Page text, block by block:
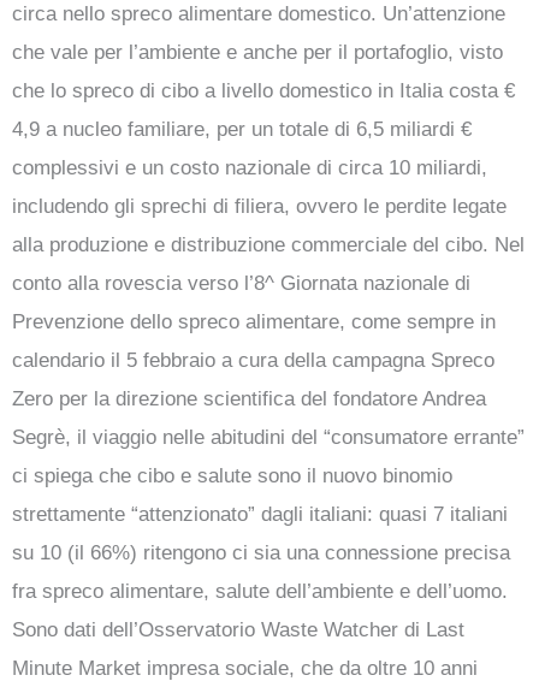
circa nello spreco alimentare domestico. Un’attenzione
che vale per l’ambiente e anche per il portafoglio, visto
che lo spreco di cibo a livello domestico in Italia costa €
4,9 a nucleo familiare, per un totale di 6,5 miliardi €
complessivi e un costo nazionale di circa 10 miliardi,
includendo gli sprechi di filiera, ovvero le perdite legate
alla produzione e distribuzione commerciale del cibo. Nel
conto alla rovescia verso l’8^ Giornata nazionale di
Prevenzione dello spreco alimentare, come sempre in
calendario il 5 febbraio a cura della campagna Spreco
Zero per la direzione scientifica del fondatore Andrea
Segrè, il viaggio nelle abitudini del “consumatore errante”
ci spiega che cibo e salute sono il nuovo binomio
strettamente “attenzionato” dagli italiani: quasi 7 italiani
su 10 (il 66%) ritengono ci sia una connessione precisa
fra spreco alimentare, salute dell’ambiente e dell’uomo.
Sono dati dell’Osservatorio Waste Watcher di Last
Minute Market impresa sociale, che da oltre 10 anni